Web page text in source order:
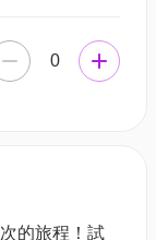
0
的旅程！試